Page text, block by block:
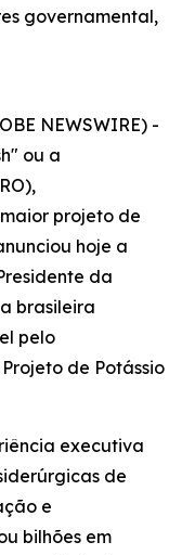
governamental,
NEWSWIRE) -
ou a
projeto de
hoje a
da
brasileira
pelo
de Potássio
executiva
de
e
bilhões em